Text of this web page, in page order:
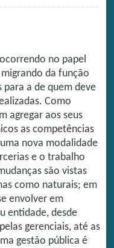
no papel
da função
a de quem deve
Como
agregar aos seus
as competências
nova modalidade
e o trabalho
são vistas
como naturais; em
envolver em
entidade, desde
gerenciais, até as
gestão pública é